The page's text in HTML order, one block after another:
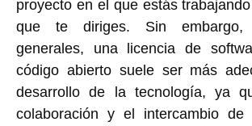
proyecto en el que estás
que te diriges. Sin embargo,
generales, una licencia de
código abierto suele ser más
desarrollo de la tecnología, ya
colaboración y el intercambio de